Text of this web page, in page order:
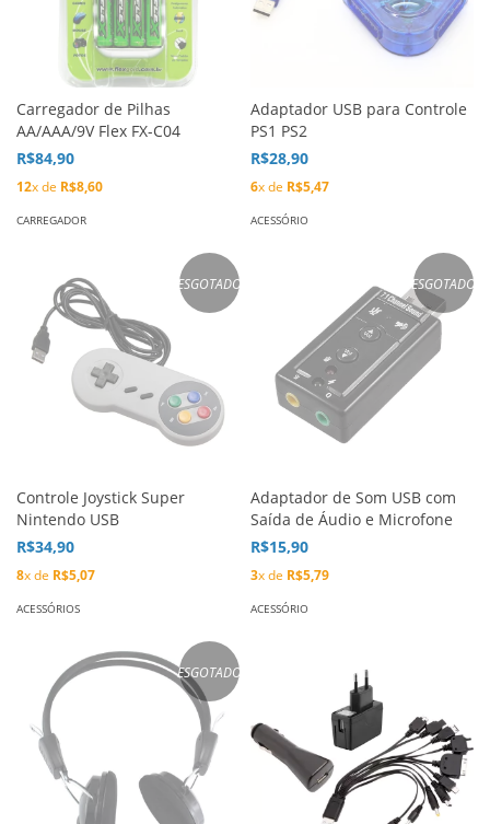
Carregador de Pilhas
AA/AAA/9V Flex FX-C04
R$84,90
12x de R$8,60
CARREGADOR
Adaptador USB para Controle
PS1 PS2
R$28,90
6x de R$5,47
ACESSÓRIO
ESGOTADO
Controle Joystick Super
Nintendo USB
R$34,90
8x de R$5,07
ACESSÓRIOS
ESGOTADO
Adaptador de Som USB com
Saída de Áudio e Microfone
R$15,90
3x de R$5,79
ACESSÓRIO
ESGOTADO